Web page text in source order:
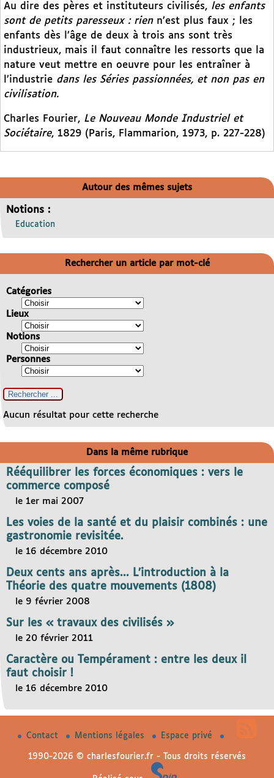
Au dire des pères et instituteurs civilisés, les enfants
sont de petits paresseux : rien n’est plus faux ; les
enfants dès l’âge de deux à trois ans sont très
industrieux, mais il faut connaître les ressorts que la
nature veut mettre en oeuvre pour les entraîner à
l’industrie dans les Séries passionnées, et non pas en
civilisation.
Charles Fourier, Le Nouveau Monde Industriel et
Sociétaire, 1829 (Paris, Flammarion, 1973, p. 227-228)
Autour des mêmes sujets
Notions :
Education
Rechercher un article par mot-clé
Catégories
Lieux
Notions
Personnes
Aucun résultat pour cette recherche
Dans la même rubrique
Rééquilibrer les forces économiques : vers le
commerce composé
le 1er mai 2007
Les voies de la santé et du plaisir combinés : une
gastronomie revisitée.
le 16 décembre 2010
Deux cents ans après... L’introduction à la
Théorie des quatre mouvements (1808)
le 9 février 2008
Sur les « travaux des civilisés »
le 20 février 2011
Caractère ou Tempérament : entre les deux il
faut choisir !
le 16 décembre 2010
Contact Mentions légales Espace privé
1990-2026 © charlesfourier.fr - Tous droits réservés